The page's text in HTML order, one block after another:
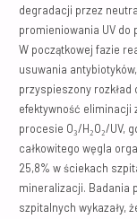
degradacji przez
promieniowania UV do
W początkowej fazie
usuwania
przyspieszony
efektywność eliminacji
procesie O₃/H₂O₂/UV,
całkowitego węgla
25,8% w ściekach
mineralizacji. Badania
szpitalnych wykazały,